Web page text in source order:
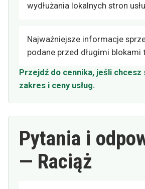
wydłużania lokalnych stron
Najważniejsze informacje
podane przed długimi blokami
Przejdź do cennika, jeśli chcesz
zakres i ceny usług.
Pytania i
— Raciąż